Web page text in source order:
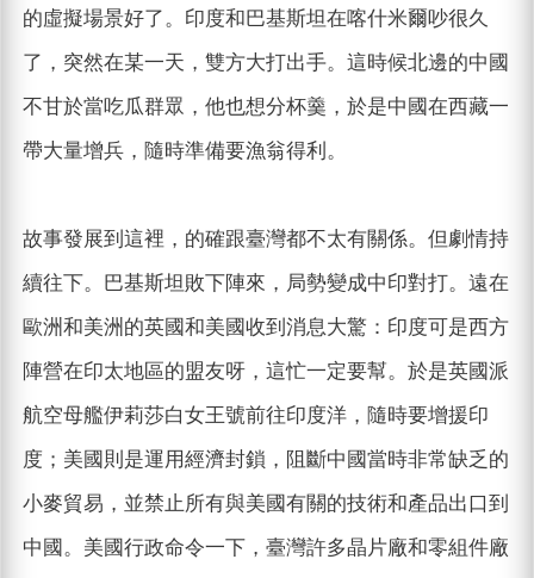
的虛擬場景好了。印度和巴基斯坦在喀什米爾吵很久
了，突然在某一天，雙方大打出手。這時候北邊的中國
不甘於當吃瓜群眾，他也想分杯羹，於是中國在西藏一
帶大量增兵，隨時準備要漁翁得利。
故事發展到這裡，的確跟臺灣都不太有關係。但劇情持
續往下。巴基斯坦敗下陣來，局勢變成中印對打。遠在
歐洲和美洲的英國和美國收到消息大驚：印度可是西方
陣營在印太地區的盟友呀，這忙一定要幫。於是英國派
航空母艦伊莉莎白女王號前往印度洋，隨時要增援印
度；美國則是運用經濟封鎖，阻斷中國當時非常缺乏的
小麥貿易，並禁止所有與美國有關的技術和產品出口到
中國。美國行政命令一下，臺灣許多晶片廠和零組件廠